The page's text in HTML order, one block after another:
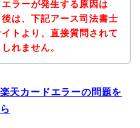
ラーが発生する原因は
は、下記アース司法書士
トより、直接質問されて
れません。
天カードエラーの問題を